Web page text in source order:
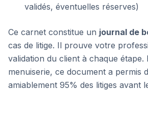
validés, éventuelles réserves)
Ce carnet constitue un journal de
cas de litige. Il prouve votre
validation du client à chaque étape.
menuiserie, ce document a permis
amiablement 95% des litiges avant